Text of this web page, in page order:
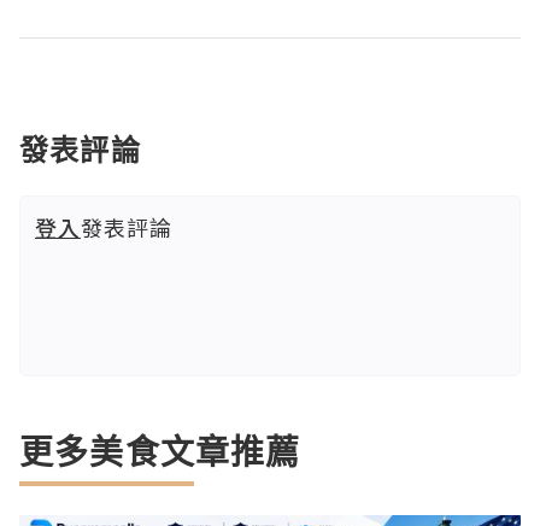
發表評論
登入發表評論
更多美食文章推薦